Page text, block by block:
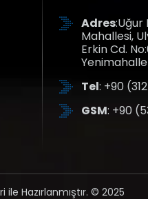
Adres:Uğur
Mahallesi,
Erkin Cd.
Tel: +90
GSM: +90
ile Hazırlanmıştır. © 2025